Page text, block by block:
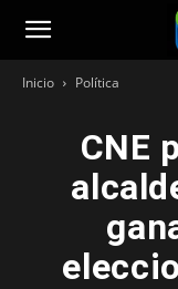
Noticias251
Inicio Política
CNE